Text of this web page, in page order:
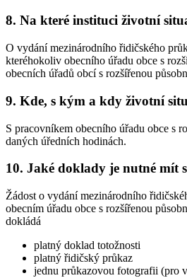
8. Na které instituci životní
O vydání mezinárodního řidičského
kteréhokoliv obecního úřadu obce s
obecních úřadů obcí s rozšířenou
9. Kde, s kým a kdy životní
S pracovníkem obecního úřadu obce s
daných úředních hodinách.
10. Jaké doklady je nutné mít
Žádost o vydání mezinárodního
obecním úřadu obce s rozšířenou
dokládá
platný doklad totožnosti
platný řidičský průkaz
jednu průkazovou fotografii (pro